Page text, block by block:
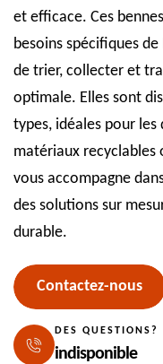
et efficace. Ces
besoins spécifiques
de trier, collecter et
optimale. Elles sont
types, idéales pour
matériaux recyclables
vous accompagne
des solutions sur
durable.
Contactez-nous
DES QUESTIONS?
indisponible